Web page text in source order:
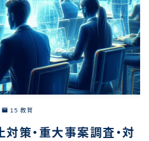
15 教育
対策・重大事案調査・対